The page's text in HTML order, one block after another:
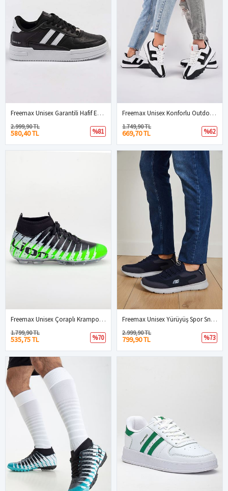
Freemax Unisex Garantili Hafif Esnek Sağlam Sneaker Spor Ayakkabı Siyah Beyaz
580,40 TL
2.999,90 TL
%81
Freemax Unisex Konforlu Outdoor Spor Ayakkabı 2356 Beyaz Siyah
669,70 TL
1.749,90 TL
%62
Freemax Unisex Çoraplı Krampon Futbol Ayakkabısı Yeşil Siyah
535,75 TL
1.799,90 TL
%70
Freemax Unisex Yürüyüş Spor Sneaker Ayakkabı FREEMAX101-21221 Lacivert Buz
799,90 TL
2.999,90 TL
%73